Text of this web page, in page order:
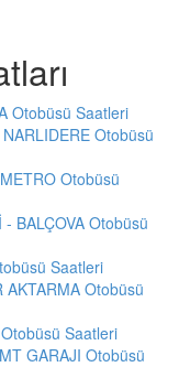
Otobüsü Saatleri
Otobüsü
Otobüsü
BALÇOVA Otobüsü
Saatleri
Otobüsü
Saatleri
GARAJI Otobüsü